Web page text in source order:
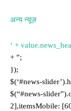
अन्य न्यूज़
‘ +
+ ”;
});
$(‘#news-
$(“#news-
2],itemsMobile: